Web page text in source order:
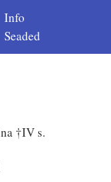
Info
Seaded
†IV s.